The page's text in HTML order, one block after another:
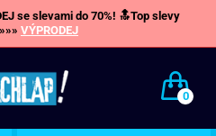
se slevami do 70%! 🔝Top slevy
VÝPRODEJ
0